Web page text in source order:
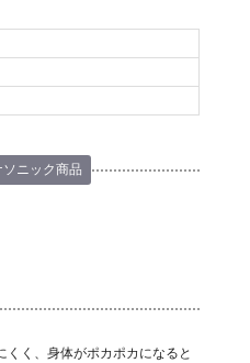
ニック商品
く、身体がポカポカになると